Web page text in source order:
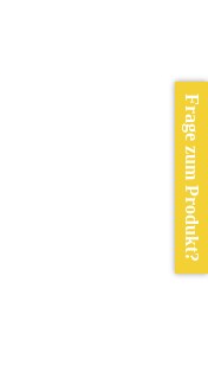
Frage zum Produkt?